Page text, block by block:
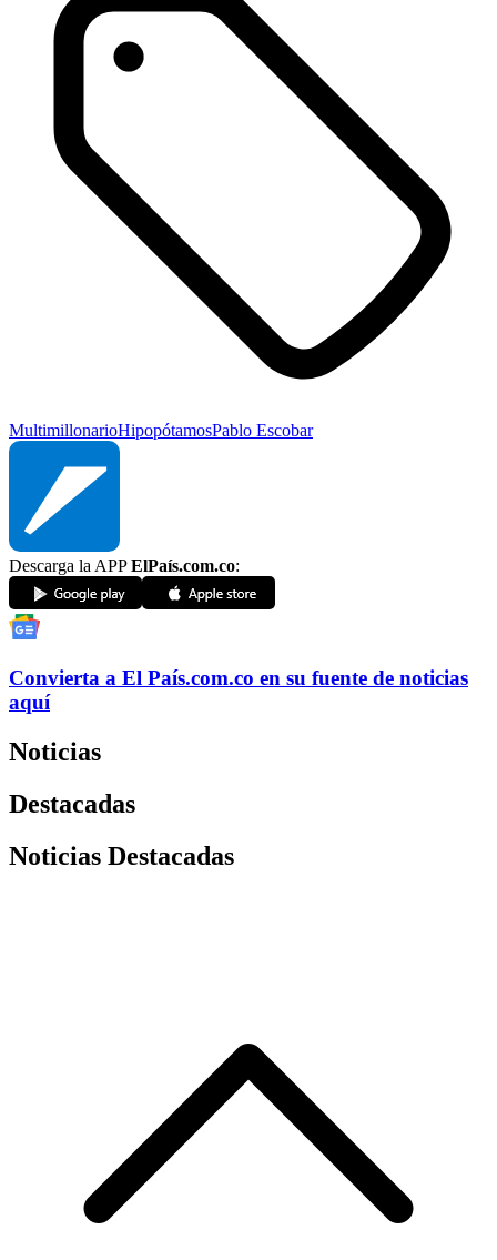
MultimillonarioHipopótamosPablo Escobar
Descarga la APPElPaís.com.co:
Convierta a El País.com.co en su fuente de noticias
aquí
Noticias
Destacadas
Noticias Destacadas